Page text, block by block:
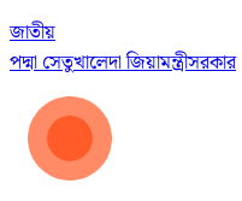
জাতীয়
পদ্মা সেতুখালেদা জিয়ামন্ত্রীসরকার